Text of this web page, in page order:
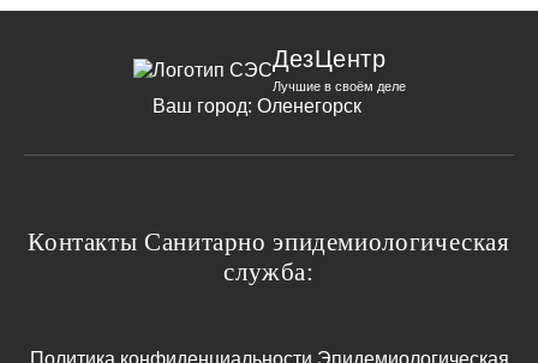
ДезЦентр
Лучшие в своём деле
Ваш город: Оленегорск
Контакты Санитарно эпидемиологическая
служба:
Политика конфиденциальности Эпидемиологическая